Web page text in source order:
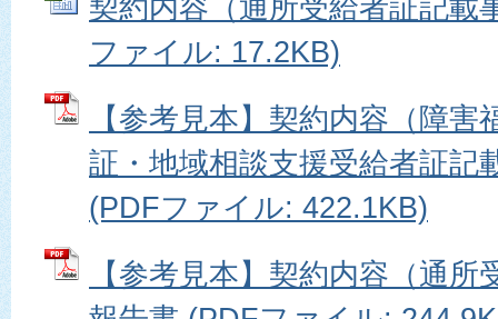
契約内容（通所受給者証記載
ファイル: 17.2KB)
【参考見本】契約内容（障
証・地域相談支援受給者証記
(PDFファイル: 422.1KB)
【参考見本】契約内容（通